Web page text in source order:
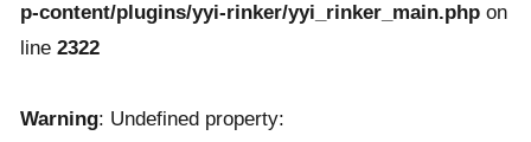
p-content/plugins/yyi-rinker/yyi_rinker_main.php on
line 2322
Warning: Undefined property: